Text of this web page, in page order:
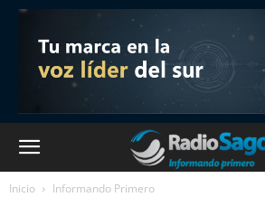
Inicio Informando Primero